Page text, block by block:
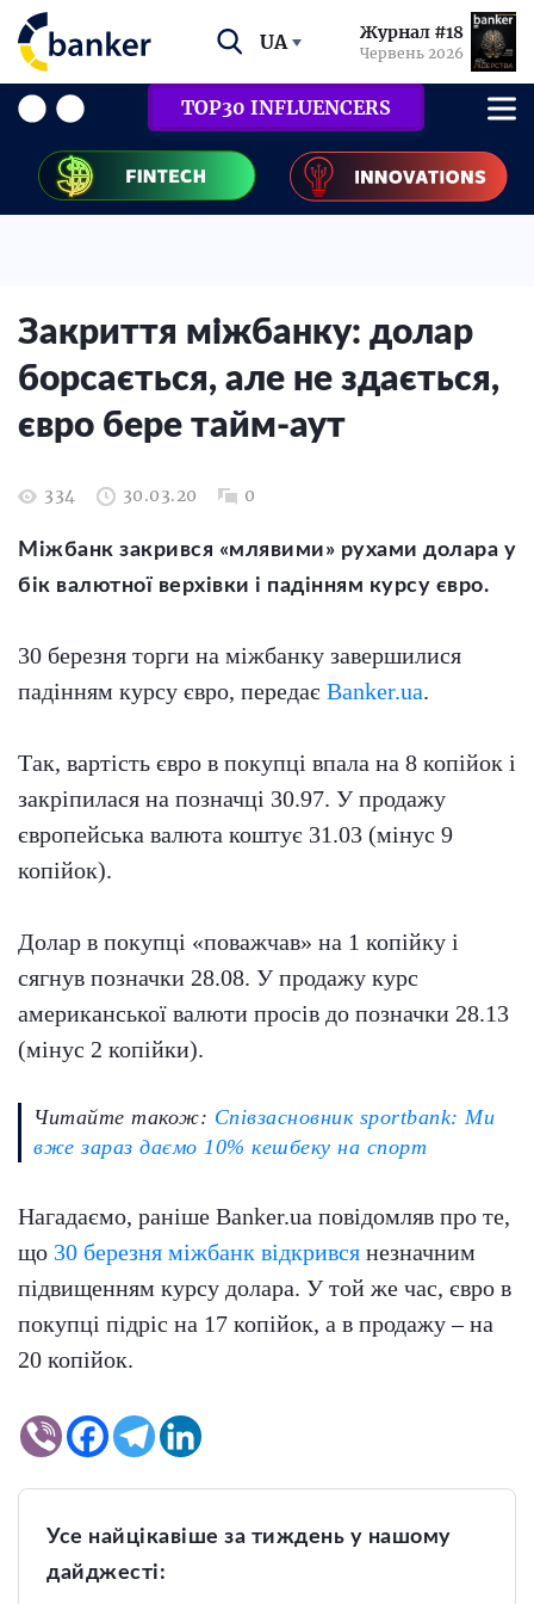
UA Журнал #18
Червень 2026
TOP30 INFLUENCERS
Закриття міжбанку: долар
борсається, але не здається,
євро бере тайм-аут
334 30.03.20 0
Міжбанк закрився «млявими» рухами долара у
бік валютної верхівки і падінням курсу євро.
30 березня торги на міжбанку завершилися
падінням курсу євро, передає Banker.ua.
Так, вартість євро в покупці впала на 8 копійок і
закріпилася на позначці 30.97. У продажу
європейська валюта коштує 31.03 (мінус 9
копійок).
Долар в покупці «поважчав» на 1 копійку і
сягнув позначки 28.08. У продажу курс
американської валюти просів до позначки 28.13
(мінус 2 копійки).
Читайте також: Співзасновник sportbank: Ми
вже зараз даємо 10% кешбеку на спорт
Нагадаємо, раніше Banker.ua повідомляв про те,
що 30 березня міжбанк відкрився незначним
підвищенням курсу долара. У той же час, євро в
покупці підріс на 17 копійок, а в продажу – на
20 копійок.
Усе найцікавіше за тиждень у нашому
дайджесті: